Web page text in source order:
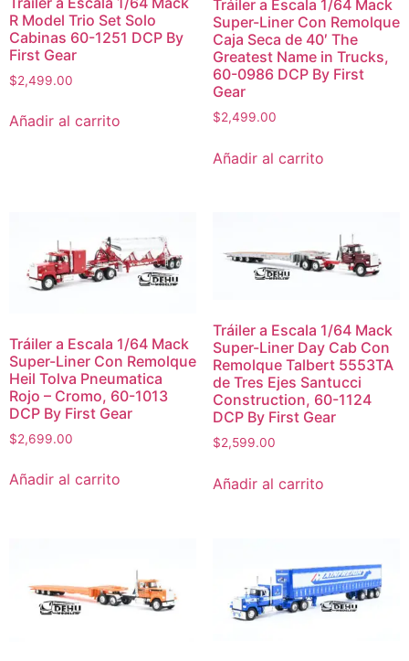
R Model Trio Set Solo
Cabinas 60-1251 DCP By
First Gear
$2,499.00
Añadir al carrito
Tráiler a Escala 1/64 Mack
Super-Liner Con Remolque
Caja Seca de 40′ The
Greatest Name in Trucks,
60-0986 DCP By First
Gear
$2,499.00
Añadir al carrito
Tráiler a Escala 1/64 Mack
Super-Liner Con Remolque
Heil Tolva Pneumatica
Rojo – Cromo, 60-1013
DCP By First Gear
$2,699.00
Añadir al carrito
Tráiler a Escala 1/64 Mack
Super-Liner Day Cab Con
Remolque Talbert 5553TA
de Tres Ejes Santucci
Construction, 60-1124
DCP By First Gear
$2,599.00
Añadir al carrito